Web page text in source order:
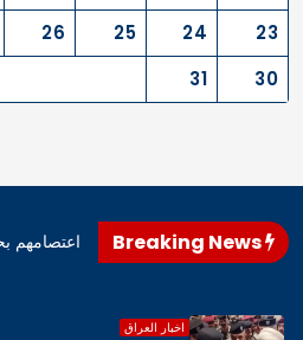
23
24
25
26
30
31
محافظ المثنى، اليوم، إنهاء
اخبار العراق